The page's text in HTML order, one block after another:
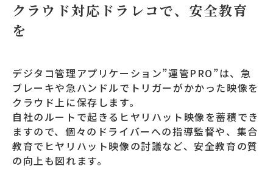
クラウド対応ドラレコで、安全教育
を
デジタコ管理アプリケーション”運管PRO”は、急
ブレーキや急ハンドルでトリガーがかかった映像を
クラウド上に保存します。
自社のルートで起きるヒヤリハット映像を蓄積でき
ますので、個々のドライバーへの指導監督や、集合
教育でヒヤリハット映像の討議など、安全教育の質
の向上も図れます。